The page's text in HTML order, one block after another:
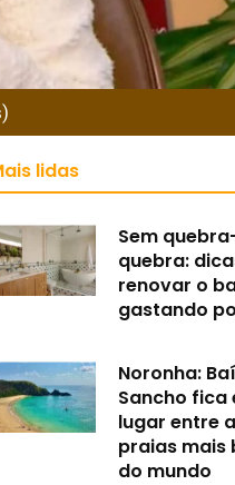
lidas
Sem
quebra:
renovar o
gastando
Noronha:
Sancho fica
lugar entre
praias mais
do mundo